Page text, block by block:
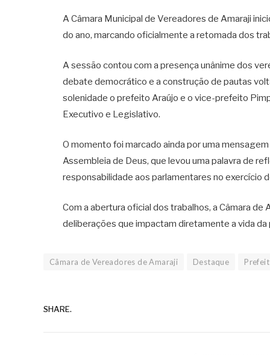
A Câmara Municipal de Vereadores de Amaraji
do ano, marcando oficialmente a retomada dos
A sessão contou com a presença unânime dos
debate democrático e a construção de pautas
solenidade o prefeito Araújo e o vice-prefeito
Executivo e Legislativo.
O momento foi marcado ainda por uma
Assembleia de Deus, que levou uma palavra de
responsabilidade aos parlamentares no exercício
Com a abertura oficial dos trabalhos, a Câmara
deliberações que impactam diretamente a vida da
Câmara de Vereadores de Amaraji Destaque
SHARE.